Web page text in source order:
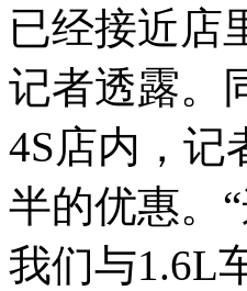
已经接近店
记者透露。
4S店内，记
半的优惠。
我们与1.6L